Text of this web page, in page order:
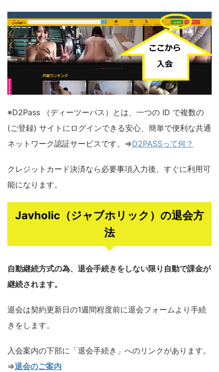
※D2Pass （ディーツーパス）とは、一つの ID で複数の
(ご登録) サイトにログインできる安心、簡単で便利な共通
ネットワーク認証サービスです。⇒D2PASSって何？
クレジットカード決済なら必要事項入力後、すぐに利用可
能になります。
Javholic（ジャブホリック）の退会方
法
自動継続方式の為、退会手続きをしない限り自動で課金が
継続されます。
退会は契約更新日の1週間程度前に退会フォームより手続
きをします。
入会案内の下部に「退会手続き」へのリンクがあります。
⇒退会のご案内